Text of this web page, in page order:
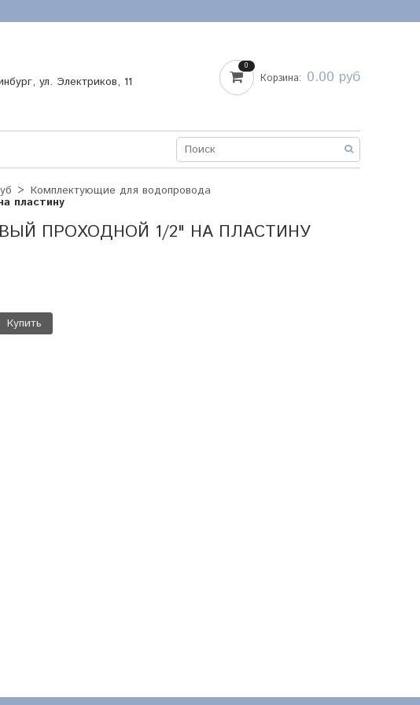
ул. Электриков, 11
0
Корзина: 0.00 руб
Комплектующие для водопровода
пластину
ПРОХОДНОЙ 1/2" НА ПЛАСТИНУ
Купить